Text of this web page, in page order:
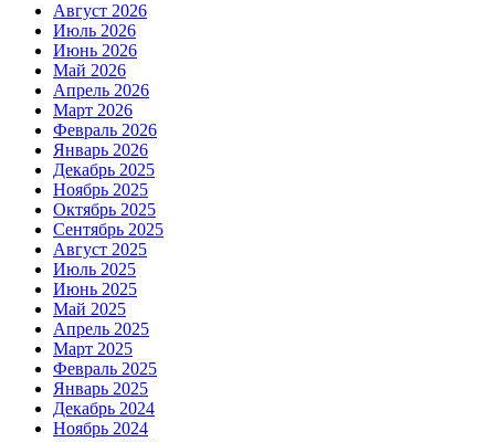
Август 2026
Июль 2026
Июнь 2026
Май 2026
Апрель 2026
Март 2026
Февраль 2026
Январь 2026
Декабрь 2025
Ноябрь 2025
Октябрь 2025
Сентябрь 2025
Август 2025
Июль 2025
Июнь 2025
Май 2025
Апрель 2025
Март 2025
Февраль 2025
Январь 2025
Декабрь 2024
Ноябрь 2024